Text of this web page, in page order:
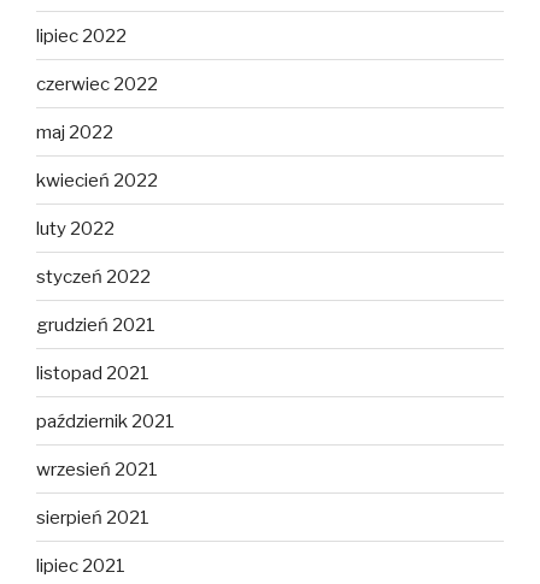
lipiec 2022
czerwiec 2022
maj 2022
kwiecień 2022
luty 2022
styczeń 2022
grudzień 2021
listopad 2021
październik 2021
wrzesień 2021
sierpień 2021
lipiec 2021